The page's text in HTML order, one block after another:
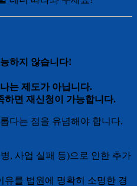
하지 않습니다!
는 제도가 아닙니다.
하면 재신청이 가능합니다.
다는 점을 유념해야 합니다.
, 사업 실패 등)으로 인한 추가
유를 법원에 명확히 소명한 경